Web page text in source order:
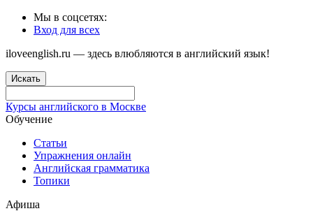
Мы в соцсетях:
Вход для всех
iloveenglish.ru — здесь влюбляются в английский язык!
Искать
Курсы английского в Москве
Обучение
Статьи
Упражнения онлайн
Английская грамматика
Топики
Афиша